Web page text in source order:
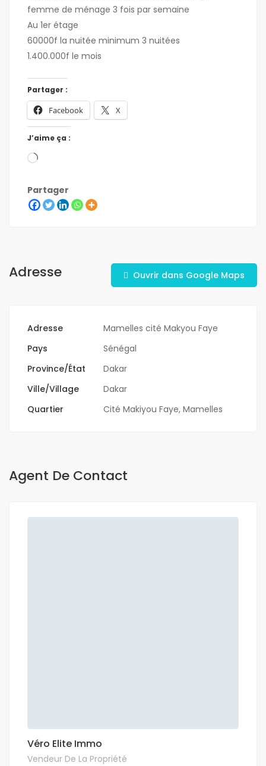
femme de ménage 3 fois par semaine
Au 1er étage
60000f la nuitée minimum 3 nuitées
1.400.000f le mois
Partager :
Facebook X
J’aime ça :
Partager
Adresse Ouvrir dans Google Maps
Adresse
Mamelles cité Makyou Faye
Pays
Sénégal
Province/État
Dakar
Ville/Village
Dakar
Quartier
Cité Makiyou Faye, Mamelles
Agent De Contact
Véro Elite Immo
Vendeur De La Propriété